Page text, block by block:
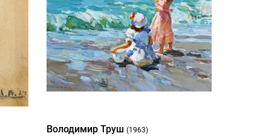
Володимир Труш (1963)